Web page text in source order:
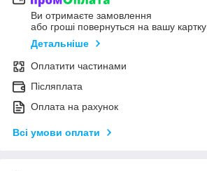
Ви отримаєте замовлення
або гроші повернуться на вашу картку
Детальніше
Оплатити частинами
Післяплата
Оплата на рахунок
Всі умови оплати